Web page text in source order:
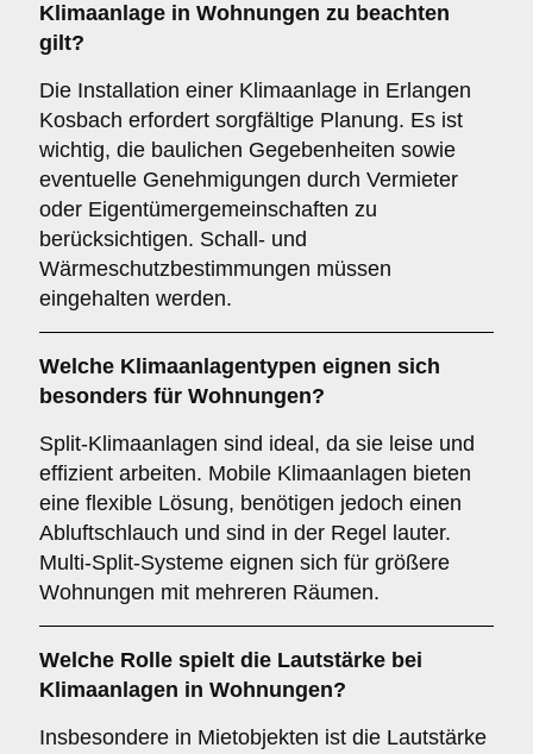
Klimaanlage in Wohnungen zu beachten
gilt?
Die Installation einer Klimaanlage in Erlangen
Kosbach erfordert sorgfältige Planung. Es ist
wichtig, die baulichen Gegebenheiten sowie
eventuelle Genehmigungen durch Vermieter
oder Eigentümergemeinschaften zu
berücksichtigen. Schall- und
Wärmeschutzbestimmungen müssen
eingehalten werden.
Welche Klimaanlagentypen eignen sich
besonders für Wohnungen?
Split-Klimaanlagen sind ideal, da sie leise und
effizient arbeiten. Mobile Klimaanlagen bieten
eine flexible Lösung, benötigen jedoch einen
Abluftschlauch und sind in der Regel lauter.
Multi-Split-Systeme eignen sich für größere
Wohnungen mit mehreren Räumen.
Welche Rolle spielt die Lautstärke bei
Klimaanlagen in Wohnungen?
Insbesondere in Mietobjekten ist die Lautstärke